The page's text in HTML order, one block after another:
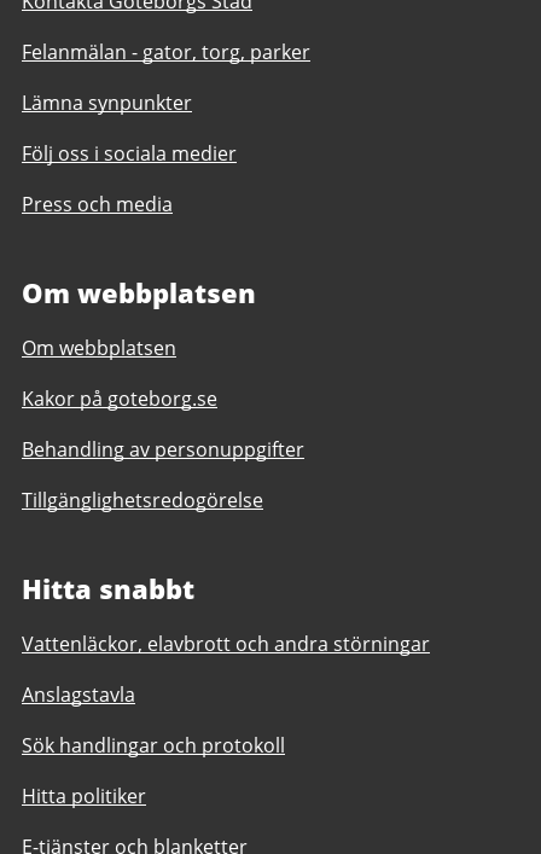
Felanmälan - gator, torg, parker
Lämna synpunkter
Följ oss i sociala medier
Press och media
Om webbplatsen
Om webbplatsen
Kakor på goteborg.se
Behandling av personuppgifter
Tillgänglighetsredogörelse
Hitta snabbt
Vattenläckor, elavbrott och andra störningar
Anslagstavla
Sök handlingar och protokoll
Hitta politiker
E-tjänster och blanketter